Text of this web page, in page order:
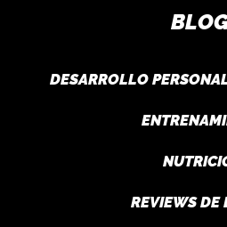
DESARROLLO
REVIEWS DE